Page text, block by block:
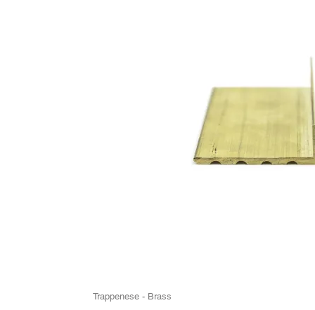
Trappenese - Brass